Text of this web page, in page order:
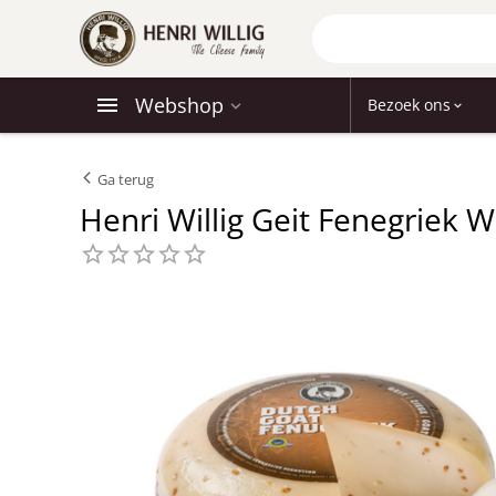
Webshop Bezoek ons
Ga terug
Henri Willig Geit Fenegriek